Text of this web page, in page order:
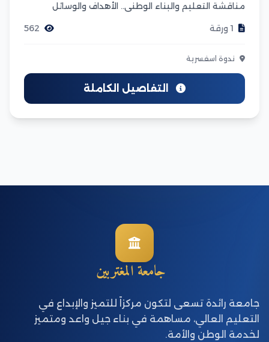
مناقشة التعليم والبناء الوطني.. الأهداف والوسائل
1 ورقة 562
ندوة اسفسرية
التفاصيل الكاملة
جامعة المغتربين
جامعة رائدة تسعى لتكون مركزاً للتميز والإبداع في
التعليم العالي، مساهمة في بناء جيل واعد ومتميز
لخدمة الوطن والأمة.